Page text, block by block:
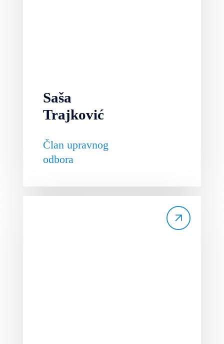
Saša
Trajković
Član upravnog
odbora